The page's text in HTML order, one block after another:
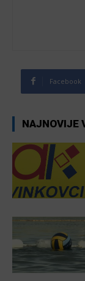
Facebook
NAJNOVIJE